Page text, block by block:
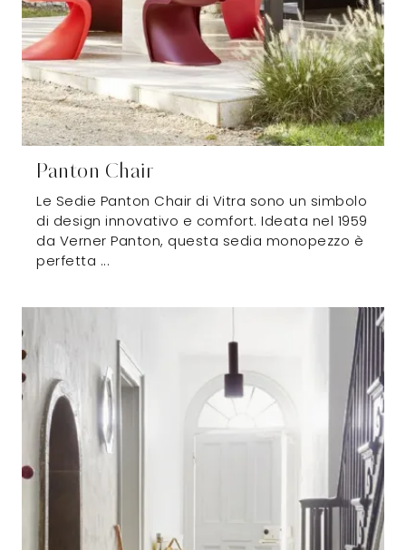
Panton Chair
Le Sedie Panton Chair di Vitra sono un simbolo
di design innovativo e comfort. Ideata nel 1959
da Verner Panton, questa sedia monopezzo è
perfetta ...